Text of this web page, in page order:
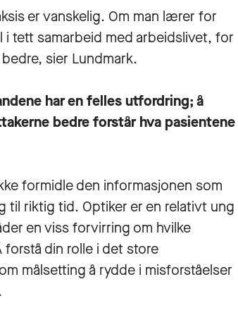
er vanskelig. Om man lærer for
tett samarbeid med arbeidslivet, for
sier Lundmark.
har en felles utfordring; å
bedre forstår hva pasientene
formidle den informasjonen som
til riktig tid. Optiker er en relativt ung
en viss forvirring om hvilke
forstå din rolle i det store
målsetting å rydde i misforståelser